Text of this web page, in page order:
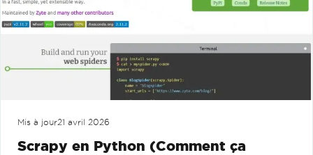
Mis à jour21 avril 2026
Scrapy en Python (Comment ça